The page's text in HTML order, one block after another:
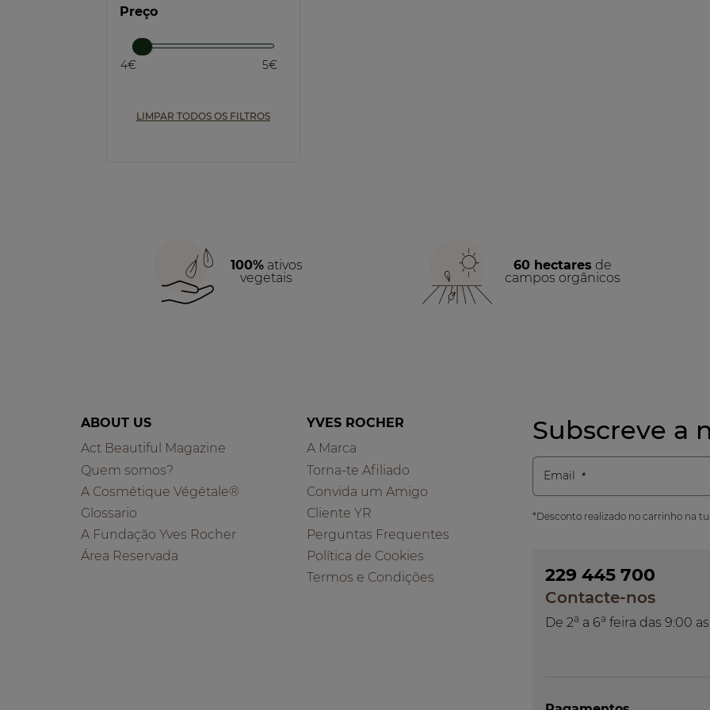
Preço
4€ 5€
LIMPAR TODOS OS FILTROS
100%ativos
vegetais
60 hectares de
campos orgânicos
ABOUT US
Act Beautiful Magazine
Quem somos?
A Cosmétique Végétale®
Glossario
A Fundação Yves Rocher
Área Reservada
YVES ROCHER
A Marca
Torna-te Afiliado
Convida um Amigo
Cliente YR
Perguntas Frequentes
Política de Cookies
Termos e Condições
Subscreve a
Email
*Desconto realizado no carrinho na
229 445 700
Contacte-nos
De 2a a 6a feira das 9:00